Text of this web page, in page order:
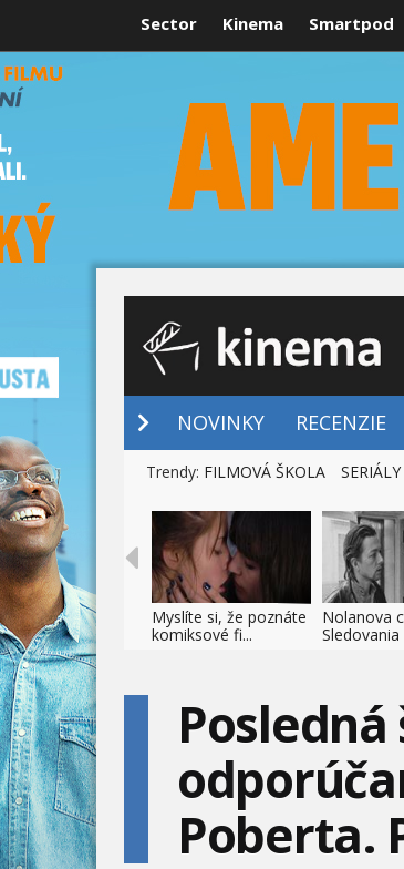
Sector Kinema Smartpod
NOVINKY RECENZIE
Trendy: FILMOVÁ ŠKOLA SERIÁLY
Myslíte si, že poznáte
komiksové fi...
Nolanova
Sledovania
Poberta.